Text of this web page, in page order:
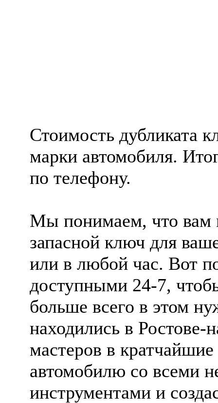
Стоимость дубликата
марки автомобиля.
по телефону.
Мы понимаем, что вам
запасной ключ для
или в любой час. Вот
доступными 24-7,
больше всего в этом
находились в
мастеров в
автомобилю со всеми
инструментами и